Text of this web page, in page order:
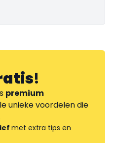
!
premium
unieke voordelen die
met extra tips en